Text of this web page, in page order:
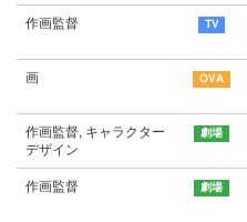
作画監督
画
作画監督, キャラクター
デザイン
作画監督